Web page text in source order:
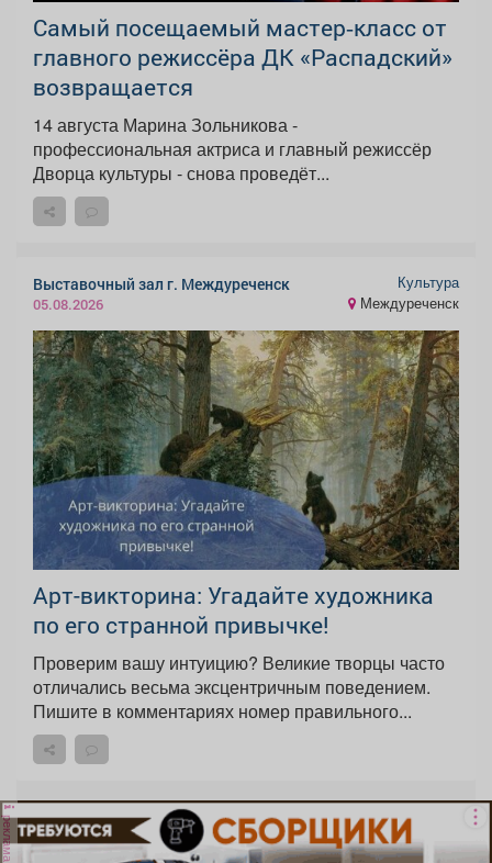
Самый посещаемый мастер‑класс от
главного режиссёра ДК «Распадский»
возвращается
14 августа Марина Зольникова -
профессиональная актриса и главный режиссёр
Дворца культуры - снова проведёт...
Выставочный зал г. Междуреченск
05.08.2026
Культура
Междуреченск
Арт-викторина: Угадайте художника
по его странной привычке!
Проверим вашу интуицию? Великие творцы часто
отличались весьма эксцентричным поведением.
Пишите в комментариях номер правильного...
реклама